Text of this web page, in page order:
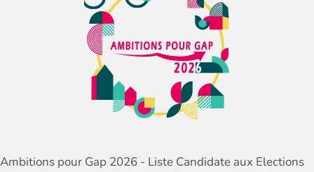
Ambitions pour Gap 2026 - Liste Candidate aux Elections